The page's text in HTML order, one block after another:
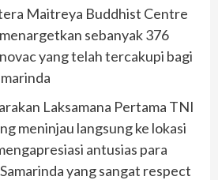
Maitreya Buddhist Centre
sebanyak 376
yang telah tercakupi bagi
Laksamana Pertama TNI
meninjau langsung ke lokasi
antusias para
yang sangat respect